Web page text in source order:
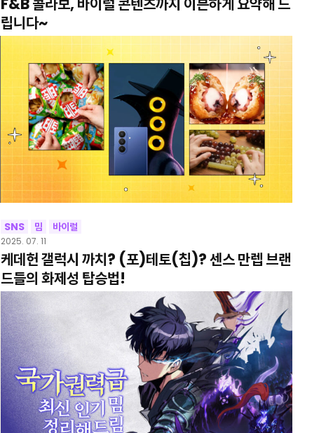
F&B 콜라보, 바이럴 콘텐츠까지 이븐하게 요약해 드
립니다~
SNS 밈 바이럴
2025. 07. 11
케데헌 갤럭시 까치? (포)테토(칩)? 센스 만렙 브랜
드들의 화제성 탑승법!